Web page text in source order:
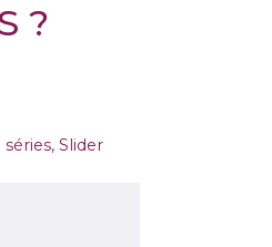
?
séries, Slider